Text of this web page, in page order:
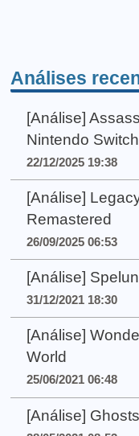
Análises
[Análise]
Nintendo
22/12/2025 19:38
[Análise]
Remastered
26/09/2025 06:53
[Análise]
31/12/2021 18:30
[Análise]
World
25/06/2021 06:48
[Análise]